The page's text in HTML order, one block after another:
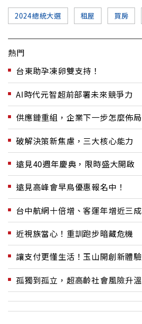
2024總統大選 租屋 買房
熱門
台東助孕凍卵雙支持！
AI時代元智超前部署未來競爭力
供應鏈重組，企業下一步怎麼佈局
破解決策新焦慮，三大核心能力
遠見40週年慶典，限時盛大開啟
遠見高峰會早鳥優惠報名中！
台中航網十倍增、客運年增近三成
近視族當心！重訓跑步暗藏危機
讓支付更懂生活！玉山開創新體驗
孤獨到孤立，超高齡社會風險升溫